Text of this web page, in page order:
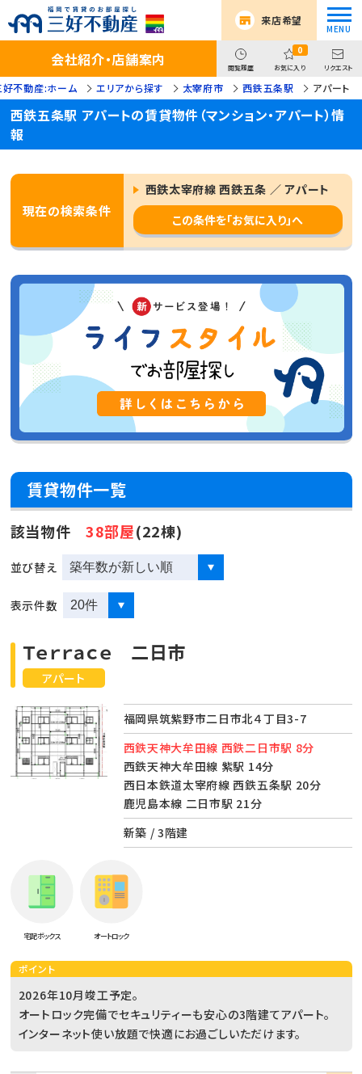
来店希望
会社紹介・店舗案内 閲覧履歴
0
お気に入り リクエスト
好不動産:ホーム エリアから探す 太宰府市 西鉄五条駅 アパート
西鉄五条駅 アパートの賃貸物件（マンション・アパート）情
報
現在の検索条件
西鉄太宰府線 西鉄五条 ／ アパート
この条件を「お気に入り」へ
賃貸物件一覧
該当物件 38部屋(22棟)
並び替え
表示件数
アパート
Ｔｅｒｒａｃｅ 二日市
福岡県筑紫野市二日市北４丁目3-7
西鉄天神大牟田線 西鉄二日市駅 8分
西鉄天神大牟田線 紫駅 14分
西日本鉄道太宰府線 西鉄五条駅 20分
鹿児島本線 二日市駅 21分
新築 / 3階建
宅配ボックス オートロック
ポイント
2026年10月竣工予定。
オートロック完備でセキュリティーも安心の3階建てアパート。
インターネット使い放題で快適にお過ごしいただけます。